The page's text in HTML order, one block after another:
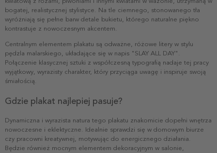
bogatej, realistycznej stylistyce. Na tle ciemnego, stonowanego tła
wyróżniają się pełne barw detale bukietu, którego naturalne piękno
kontrastuje z nowoczesnym akcentem.
Centralnym elementem plakatu są odważne, różowe litery w stylu
pędzla malarskiego, układające się w napis "SLAY ALL DAY".
Połączenie klasycznej sztuki z współczesną typografią nadaje tej pracy
wyjątkowy, wyrazisty charakter, który przyciąga uwagę i inspiruje swoją
śmiałością.
Gdzie plakat najlepiej pasuje?
Dynamiczna i wyrazista natura tego plakatu znakomicie dopełni wnętrza
nowoczesne i eklektyczne. Idealnie sprawdzi się w domowym biurze
czy pracowni kreatywnej, motywując do energicznego działania.
Będzie również mocnym elementem dekoracyjnym w salonie,